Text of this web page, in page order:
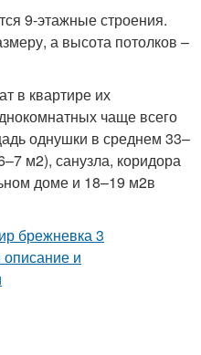
9-этажные строения.
а высота потолков –
в квартире их
чаще всего
однушки в среднем 33–
м2), санузла, коридора
доме и 18–19 м2в